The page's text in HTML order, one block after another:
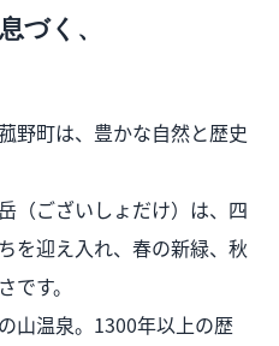
づく、
野町は、豊かな自然と歴史
（ございしょだけ）は、四
を迎え入れ、春の新緑、秋
す。
山温泉。1300年以上の歴